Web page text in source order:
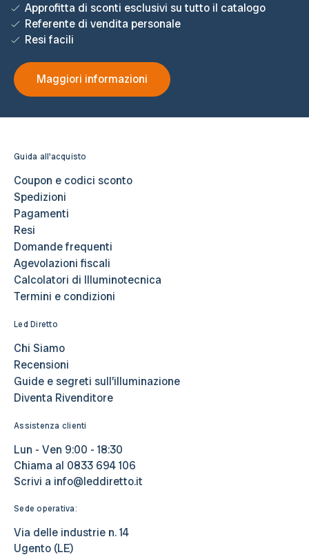
Approfitta di sconti esclusivi su tutto il catalogo
Referente di vendita personale
Resi facili
Maggiori informazioni
Guida all'acquisto
Coupon e codici sconto
Spedizioni
Pagamenti
Resi
Domande frequenti
Agevolazioni fiscali
Calcolatori di Illuminotecnica
Termini e condizioni
Led Diretto
Chi Siamo
Recensioni
Guide e segreti sull’illuminazione
Diventa Rivenditore
Assistenza clienti
Lun - Ven 9:00 - 18:30
Chiama al 0833 694 106
Scrivi a info@leddiretto.it
Sede operativa:
Via delle industrie n. 14
Ugento (LE)